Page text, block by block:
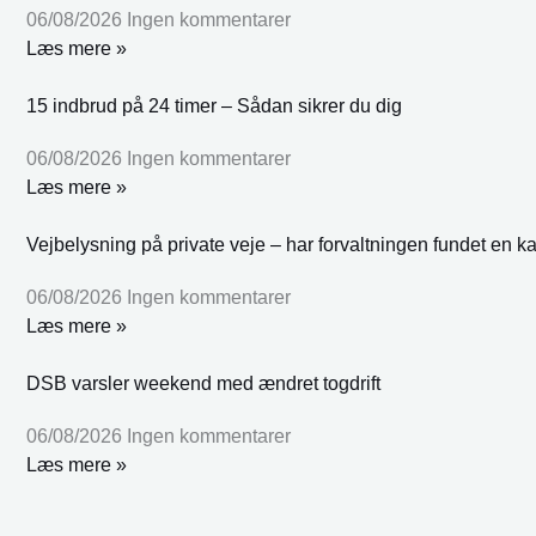
06/08/2026 Ingen kommentarer
Læs mere »
15 indbrud på 24 timer – Sådan sikrer du dig
06/08/2026 Ingen kommentarer
Læs mere »
Vejbelysning på private veje – har forvaltningen fundet en
06/08/2026 Ingen kommentarer
Læs mere »
DSB varsler weekend med ændret togdrift
06/08/2026 Ingen kommentarer
Læs mere »